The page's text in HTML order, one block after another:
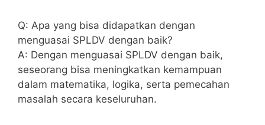
Q: Apa yang ‍bisa didapatkan dengan
menguasai SPLDV dengan baik?
A: Dengan menguasai SPLDV ‍dengan baik,
seseorang bisa meningkatkan kemampuan
dalam matematika, logika, serta pemecahan
masalah secara keseluruhan.